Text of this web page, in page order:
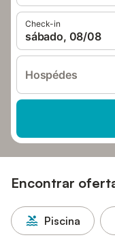
Check-in
sábado, 08/08
Hospédes
Encontrar
Piscina